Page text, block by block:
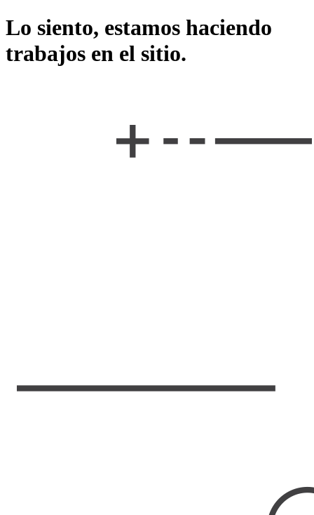
Lo siento, estamos haciendo
trabajos en el sitio.